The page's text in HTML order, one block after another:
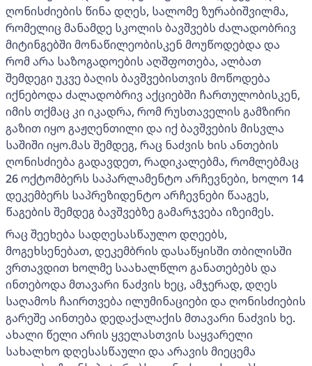
ღონისძიების წინა დღეს, სალომე ზურაბიშვილმა,
რომელიც მანამდე სკოლის ბავშვებს ძალადობრივ
მიტინგებში მონაწილეობისკენ მოუწოდებდა და
რომ არა საზოგადოების აღშფოთება, ალბათ
შემდეგი უკვე ბაღის ბავშვებისთვის მოწოდება
იქნებოდა ძალადობრივ აქციებში ჩართულობისკენ,
იმის თქმაც კი იკადრა, რომ რუსთაველის გამზირი
გაზით იყო გაჟღენთილი და იქ ბავშვების მისვლა
საშიში იყო.მას შემდეგ, რაც ნაძვის ხის ანთების
ღონისძიება გადავდეთ, რადიკალებმა, რომლებმაც
26 ოქტომბერს საპარლამენტო არჩევნები, ხოლო 14
დეკემბერს საპრეზიდენტო არჩევნები წააგეს,
წაგების შემდეგ ბავშვებზე გამარჯვება იზეიმეს.
რაც შეეხება სადღესასწაულო დღეებს,
მოგეხსენებათ, დეკემბრის დასაწყისში თბილისში
ვრთავდით ხოლმე საახალწლო განათებებს და
ინთებოდა მთავარი ნაძვის ხეც, ამჯერად, დღეს
საღამოს ჩაირთვება ილუმინაციები და ღონისძიების
გარეშე აინთება დედაქალაქის მთავარი ნაძვის ხე.
ახალი წელი არის ყველასთვის საყვარელი
სახალხო დღესასწაული და არავის მიეცემა